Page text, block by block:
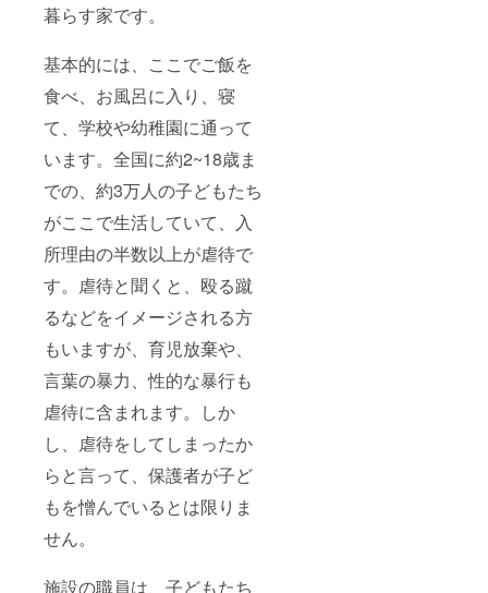
暮らす家です。
基本的には、ここでご飯を
食べ、お風呂に入り、寝
て、学校や幼稚園に通って
います。全国に約2~18歳ま
での、約3万人の子どもたち
がここで生活していて、入
所理由の半数以上が虐待で
す。虐待と聞くと、殴る蹴
るなどをイメージされる方
もいますが、育児放棄や、
言葉の暴力、性的な暴行も
虐待に含まれます。しか
し、虐待をしてしまったか
らと言って、保護者が子ど
もを憎んでいるとは限りま
せん。
施設の職員は、子どもたち